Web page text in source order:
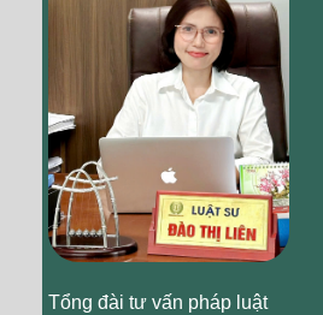
Tổng đài tư vấn pháp luật